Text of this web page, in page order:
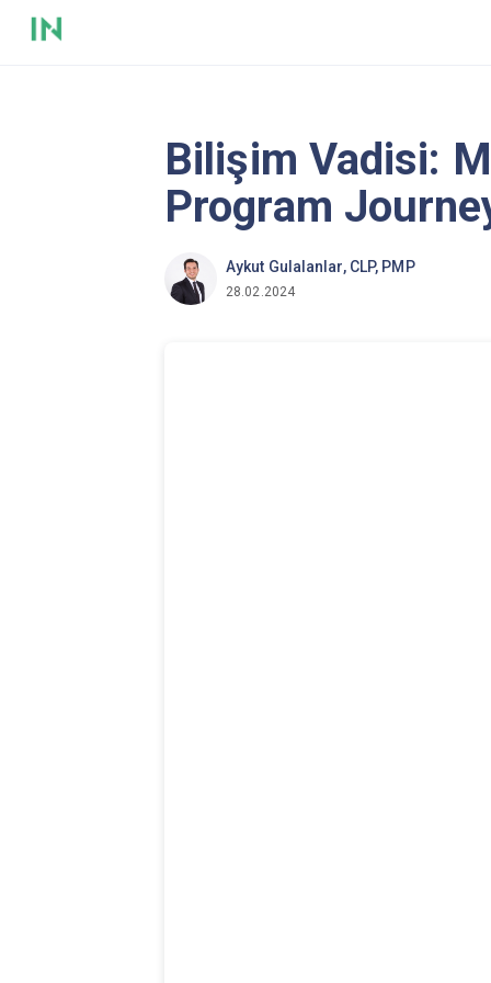
Bilişim Vadisi:
Program
Aykut Gulalanlar, CLP, PMP
28.02.2024